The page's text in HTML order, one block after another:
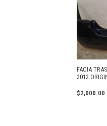
FACIA
2012
$2,000.00